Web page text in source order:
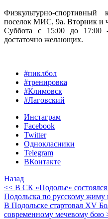
Физкультурно-
поселок МИС, 9а. Вторник и
Суббота с 15:00 до 17:00
достаточно желающих.
#пиклбол
#тренировка
#Климовск
#Лаговский
Инстаграм
Facebook
Twitter
Однокласники
Telegram
ВКонтакте
Назад
<< В СК «Подолье»
Подольска по русскому жиму
В Подольске стартовал XV
современному мечевому бою